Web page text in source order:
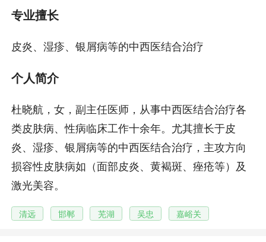
专业擅长
皮炎、湿疹、银屑病等的中西医结合治疗
个人简介
杜晓航，女，副主任医师，从事中西医结合治疗各
类皮肤病、性病临床工作十余年。尤其擅长于皮
炎、湿疹、银屑病等的中西医结合治疗，主攻方向
损容性皮肤病如（面部皮炎、黄褐斑、痤疮等）及
激光美容。
清远 邯郸 芜湖 吴忠 嘉峪关